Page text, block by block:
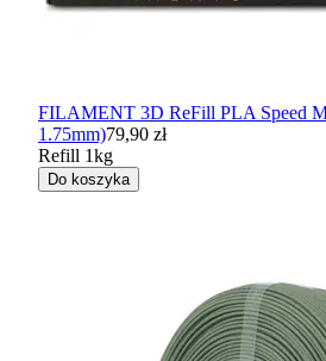
FILAMENT 3D ReFill PLA Speed
1.75mm)79,90 zł
Refill 1kg
Do koszyka